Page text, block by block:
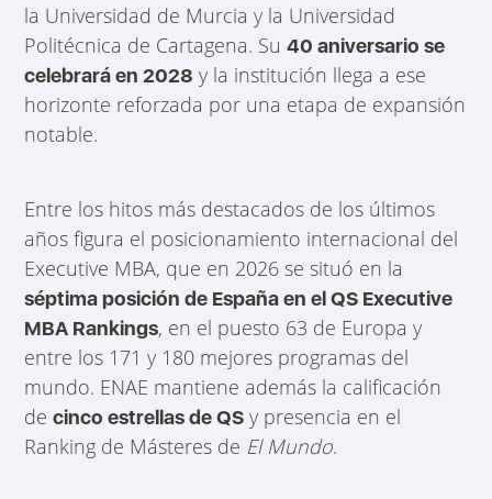
la Universidad de Murcia y la Universidad
Politécnica de Cartagena. Su40 aniversario se
celebrará en 2028 y la institución llega a ese
horizonte reforzada por una etapa de expansión
notable.
Entre los hitos más destacados de los últimos
años figura el posicionamiento internacional del
Executive MBA, que en 2026 se situó en la
séptima posición de España en el QS Executive
MBA Rankings, en el puesto 63 de Europa y
entre los 171 y 180 mejores programas del
mundo. ENAE mantiene además la calificación
decinco estrellas de QS y presencia en el
Ranking de Másteres de El Mundo.